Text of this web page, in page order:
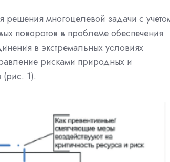
многоцелевой задачи с
поворотов в проблеме обеспечения
в экстремальных условиях
рисками природных и
(рис. 1).